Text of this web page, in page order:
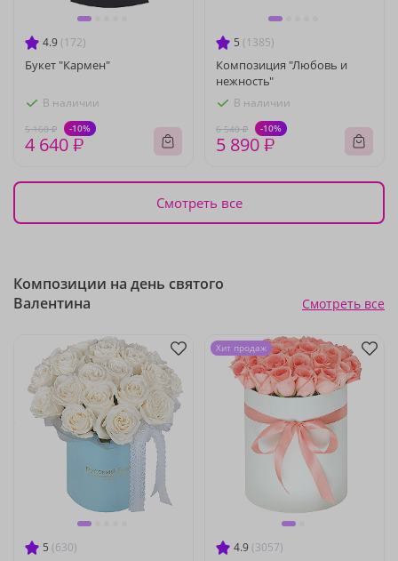
4.9 (172)
Букет "Кармен"
В наличии
5 160 ₽ -10%
4 640 ₽
5 (1385)
Композиция "Любовь и
нежность"
В наличии
6 540 ₽ -10%
5 890 ₽
Смотреть все
Композиции на день святого
Валентина
Смотреть все
5 (630) 4.9 (3057)
Хит продаж